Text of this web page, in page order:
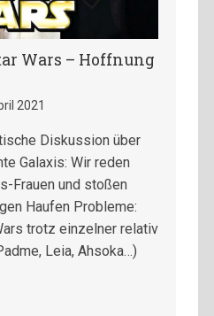
Wars – Hoffnung
2021
Diskussion über
Galaxis: Wir reden
Frauen und stoßen
Haufen Probleme:
trotz einzelner relativ
Leia, Ahsoka…)